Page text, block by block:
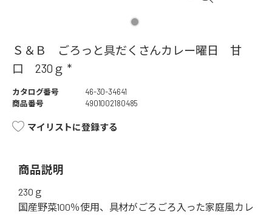
Ｓ＆Ｂ ごろっと具だくさんカレー曜日 甘
口 230ｇ *
カタログ番号
46-30-34641
商品番号
4901002180485
マイリストに登録する
商品説明
230ｇ
国産野菜100％使用、具材がごろごろ入った家庭風カレ